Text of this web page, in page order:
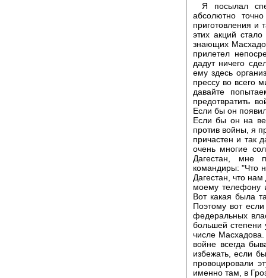
Я посылал
абсолютно
приготовления
этих акций
знающих
прилетел
дадут ничего
ему здесь
прессу во всего
давайте
предотвратить
Если бы он
Если бы он на
против войны, я
причастен и так
очень многие
Дагестан, мне
командиры: "Что
Дагестан, что
моему телефону
Вот какая была
Поэтому вот
федеральных
большей степени
числе
войне всегда
избежать, если
провоцировали
именно там, в